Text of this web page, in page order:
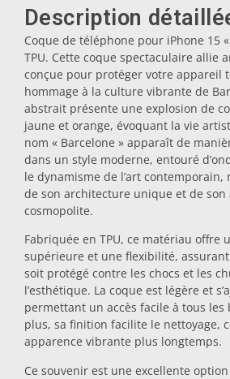
Sous-verres
Bouchons
Huiliers
Dessous-de-plat
Verres à shot
Description
Coque de téléphone pour iPhone 15
TPU. Cette coque spectaculaire allie
conçue pour protéger votre appareil
hommage à la culture vibrante de
abstrait présente une explosion de
jaune et orange, évoquant la vie
nom « Barcelone » apparaît de
dans un style moderne, entouré
le dynamisme de l’art contemporain,
de son architecture unique et de son
cosmopolite.
Fabriquée en TPU, ce matériau offre
supérieure et une flexibilité,
soit protégé contre les chocs et les
l’esthétique. La coque est légère et
permettant un accès facile à tous les
plus, sa finition facilite le nettoyage,
apparence vibrante plus longtemps.
Ce souvenir est une excellente